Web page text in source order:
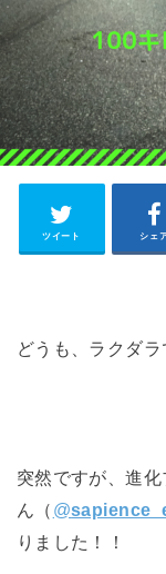
ツイート シェ
どうも、ラクダラ
突然ですが、進
ん（ @
りました！！